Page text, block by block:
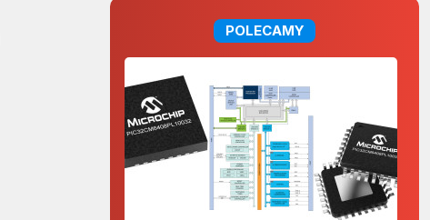
POLECAMY